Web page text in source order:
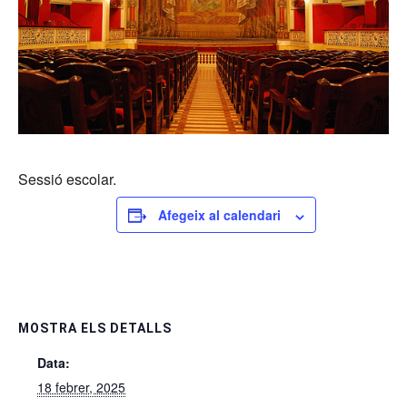
Sessió escolar.
Afegeix al calendari
MOSTRA ELS DETALLS
Data:
18 febrer, 2025